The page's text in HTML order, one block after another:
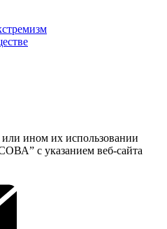
ином их использовании
с указанием веб-сайта